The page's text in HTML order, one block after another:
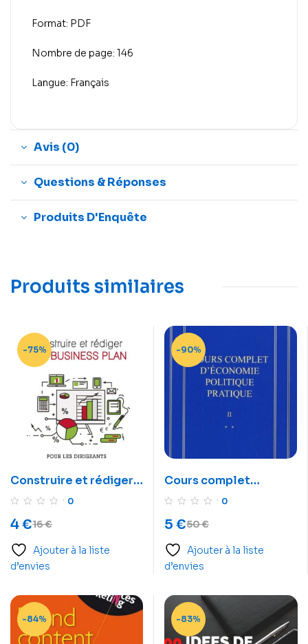
Format: PDF
Nombre de page: 146
Langue: Français
Avis (0)
Questions & Réponses
Produits D'Enquête
Produits similaires
-75%
Construire et rédiger
son business plan: Pour
0
16€
4€
Ajouter à la liste
d’envies
-90%
Cours complet
d’économie politique
0
50€
5 €
Ajouter à la liste
d’envies
-84% -83%